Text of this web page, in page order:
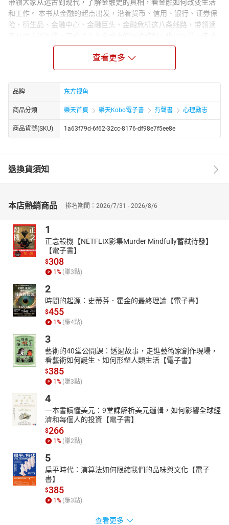
带领大家从远古到现代，了解金融史的真相，看金融如何改变生活
和工作。 本书从金融的起点出发，沿着货币、信用、银行、证券保
险、衍生品、金融中心、金融巨头、金融危机这八条线路，带领读
书从不同的角度把金融史述说了八遍。从而揭开金融学的神秘面
纱。用浅显易懂的语言讲述有趣的故事，让人身临其境地感受金融
作者简介：
斯凯恩，男，生于20世纪70年代，经济学专业博士，资深金融圈人
士，也是多家财经媒体的专栏作家和评论员。其作品有《从零开始
查看更多
品牌 东方视角
商品分類 樂天首頁 樂天Kobo電子書 有聲書 心理勵志
商品貨號(SKU) 1a63f79d-6f62-32cc-8176-df98e7f5ee8e
退換貨須知
本店熱銷商品 排名期間：2026/7/31 - 2026/8/6
1
正念殺機【NETFLIX影集Murder Mindfully蓄弒待發】
【電子書】
$308
1 % (賺3點)
2
時間的起源：史蒂芬．霍金的最終理論【電子書】
$455
1 % (賺4點)
3
藝術的40堂公開課：透過故事，走進藝術家創作現場，
看藝術如何誕生、如何形塑人類生活【電子書】
$385
1 % (賺3點)
4
一本書讀懂美元：9堂課解析美元邏輯，如何影響全球經
濟和每個人的投資【電子書】
$266
1 % (賺2點)
5
扁平時代：演算法如何限縮我們的品味與文化【電子
書】
$385
1 % (賺3點)
查看更多